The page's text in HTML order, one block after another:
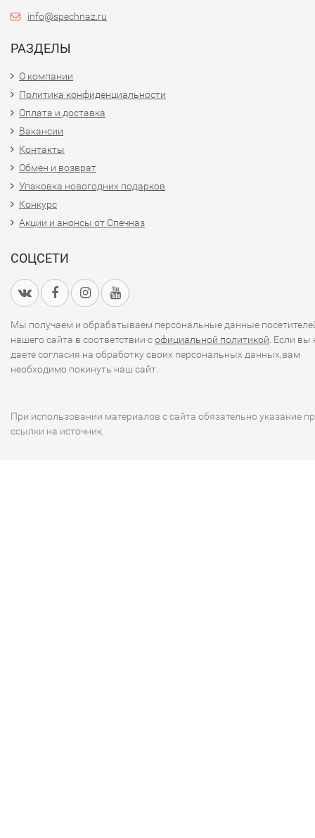
info@spechnaz.ru
РАЗДЕЛЫ
О компании
Политика конфиденциальности
Оплата и доставка
Вакансии
Контакты
Обмен и возврат
Упаковка новогодних подарков
Конкурс
Акции и анонсы от Спечназ
СОЦСЕТИ
Мы получаем и обрабатываем персональные данные
нашего сайта в соответствии софициальной политикой . Если вы
даете согласия на обработку своих персональных данных,вам
необходимо покинуть наш сайт.
При использовании материалов с сайта обязательно указание
ссылки на источник.